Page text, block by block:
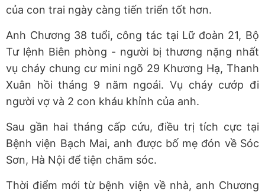
của con trai ngày càng tiến triển tốt hơn.
Anh Chương 38 tuổi, công tác tại Lữ đoàn 21, Bộ
Tư lệnh Biên phòng - người bị thương nặng nhất
vụ cháy chung cư mini ngõ 29 Khương Hạ, Thanh
Xuân hồi tháng 9 năm ngoái. Vụ cháy cướp đi
người vợ và 2 con kháu khỉnh của anh.
Sau gần hai tháng cấp cứu, điều trị tích cực tại
Bệnh viện Bạch Mai, anh được bố mẹ đón về Sóc
Sơn, Hà Nội để tiện chăm sóc.
Thời điểm mới từ bệnh viện về nhà, anh Chương